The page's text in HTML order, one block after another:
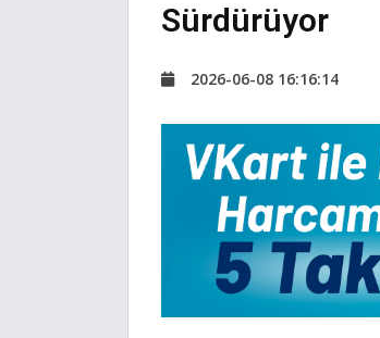
Sürdürüyor
2026-06-08 16:16:14